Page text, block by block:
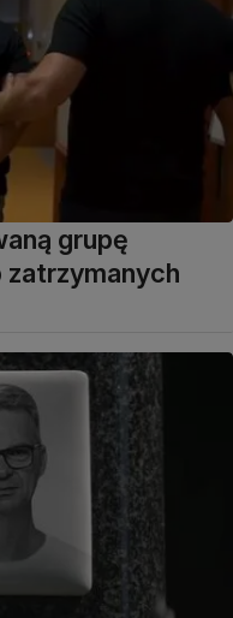
grupę
zatrzymanych